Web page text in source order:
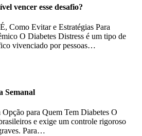
vencer esse desafio?
Como Evitar e Estratégias Para
O Diabetes Distress é um tipo de
vivenciado por pessoas…
Semanal
para Quem Tem Diabetes O
e exige um controle rigoroso
Para…